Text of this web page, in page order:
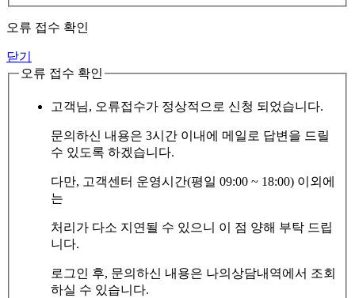
오류 접수 확인
닫기
오류 접수 확인
고객님, 오류접수가 정상적으로 신청 되었습니다.
문의하신 내용은 3시간 이내에 메일로 답변을 드릴
수 있도록 하겠습니다.
다만, 고객센터 운영시간(평일 09:00 ~ 18:00) 이외에
는
처리가 다소 지연될 수 있으니 이 점 양해 부탁 드립
니다.
로그인 후, 문의하신 내용은 나의상담내역에서 조회
하실 수 있습니다.